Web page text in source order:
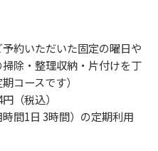
予約いただいた固定の曜日や
除・整理収納・片付けを丁
コースです）
（税込）
間1日 3時間）の定期利用